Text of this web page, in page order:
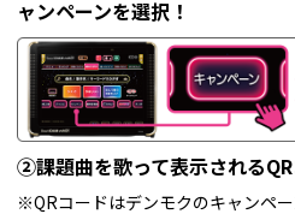
ャンペーンを選択！
②課題曲を歌って表示される
※QRコードはデンモクのキャンペ